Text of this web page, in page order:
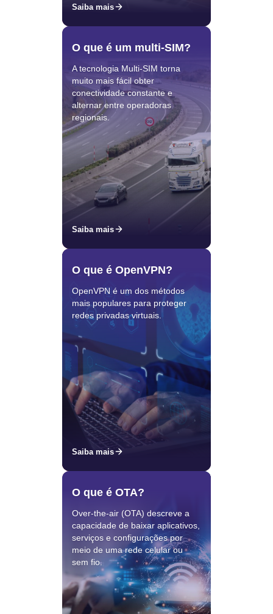
Saiba mais
O que é um multi-SIM?
A tecnologia Multi-SIM torna
muito mais fácil obter
conectividade constante e
alternar entre operadoras
regionais.
Saiba mais
O que é OpenVPN?
OpenVPN é um dos métodos
mais populares para proteger
redes privadas virtuais.
Saiba mais
O que é OTA?
Over-the-air (OTA) descreve a
capacidade de baixar aplicativos,
serviços e configurações por
meio de uma rede celular ou
sem fio.